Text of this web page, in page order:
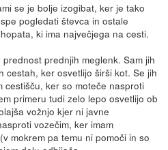
se je bolje izogibat, ker je tako
pogledati števca in ostale
ki ima največjega na cesti.
prednjih meglenk. Sam jih
cestah, ker osvetlijo širši kot. Se jih
cestišču, ker so moteče nasproti
primeru tudi zelo lepo osvetlijo ob
vožnjo kjer ni javne
vozečim, ker imam
mokrem pa temu ni pomoči in so